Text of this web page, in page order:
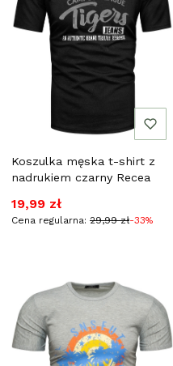
Koszulka męska t-shirt z
nadrukiem czarny Recea
Cena promocyjna
19,99 zł
Cena regularna: 29,99 zł-33%